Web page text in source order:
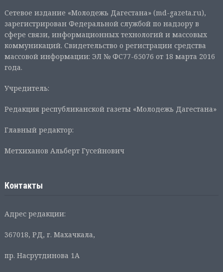
Сетевое издание «Молодежь Дагестана» (md-gazeta.ru),
зарегистрирован Федеральной службой по надзору в
сфере связи, информационных технологий и массовых
коммуникаций. Свидетельство о регистрации средства
массовой информации: ЭЛ № ФС77-65076 от 18 марта 2016
года.
Учредитель:
Редакция республиканской газеты «Молодежь Дагестана»
Главный редактор:
Метхиханов Альберт Гусейнович
Контакты
Адрес редакции:
367018, РД, г. Махачкала,
пр. Насрутдинова 1А